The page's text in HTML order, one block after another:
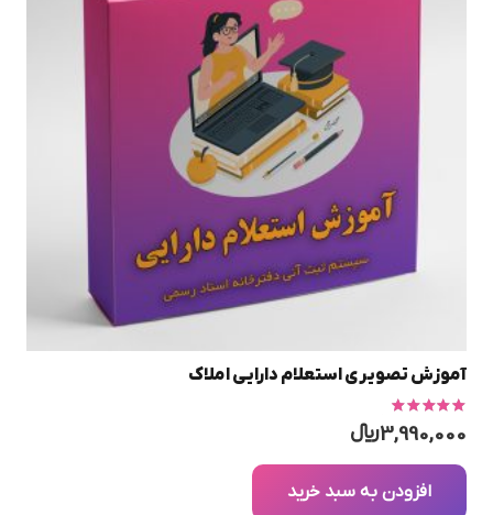
آموزش تصویری استعلام دارایی املاک
امتیاز5.00 از 5 3,990,000﷼
افزودن به سبد خرید